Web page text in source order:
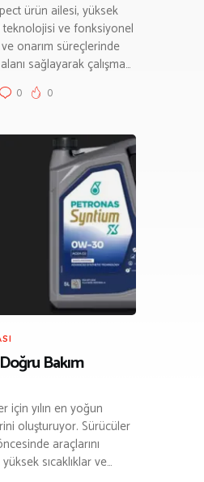
ürün ailesi, yüksek
ve fonksiyonel
ve onarım süreçlerinde
sağlayarak çalışma…
0 0
Bakım
için yılın en yoğun
oluşturuyor. Sürücüler
araçlarını
sıcaklıklar ve…